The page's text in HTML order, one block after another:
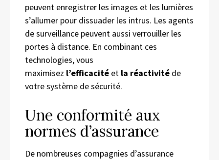
peuvent enregistrer les images et les lumières
s’allumer pour dissuader les intrus. Les agents
de surveillance peuvent aussi verrouiller les
portes à distance. En combinant ces
technologies, vous
maximisez l’efficacité et la réactivité de
votre système de sécurité.
Une conformité aux
normes d’assurance
De nombreuses compagnies d’assurance